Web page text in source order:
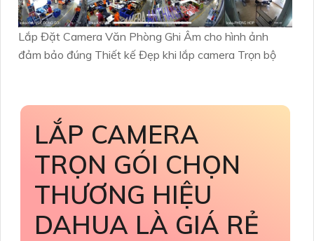
Lắp Đặt Camera Văn Phòng Ghi Âm cho hình ảnh
đảm bảo đúng Thiết kế Đẹp khi lắp camera Trọn bộ
LẮP CAMERA
TRỌN GÓI CHỌN
THƯƠNG HIỆU
DAHUA LÀ GIÁ RẺ